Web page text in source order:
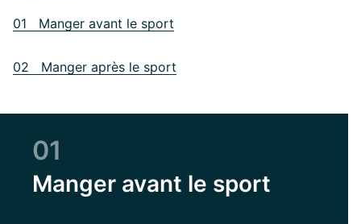
01 Manger avant le sport
02 Manger après le sport
01
Manger avant le sport